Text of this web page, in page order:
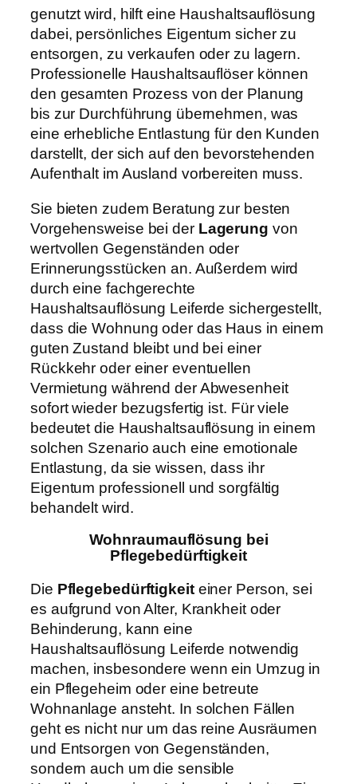
genutzt wird, hilft eine Haushaltsauflösung
dabei, persönliches Eigentum sicher zu
entsorgen, zu verkaufen oder zu lagern.
Professionelle Haushaltsauflöser können
den gesamten Prozess von der Planung
bis zur Durchführung übernehmen, was
eine erhebliche Entlastung für den Kunden
darstellt, der sich auf den bevorstehenden
Aufenthalt im Ausland vorbereiten muss.
Sie bieten zudem Beratung zur besten
Vorgehensweise bei der Lagerung von
wertvollen Gegenständen oder
Erinnerungsstücken an. Außerdem wird
durch eine fachgerechte
Haushaltsauflösung Leiferde sichergestellt,
dass die Wohnung oder das Haus in einem
guten Zustand bleibt und bei einer
Rückkehr oder einer eventuellen
Vermietung während der Abwesenheit
sofort wieder bezugsfertig ist. Für viele
bedeutet die Haushaltsauflösung in einem
solchen Szenario auch eine emotionale
Entlastung, da sie wissen, dass ihr
Eigentum professionell und sorgfältig
behandelt wird.
Wohnraumauflösung bei
Pflegebedürftigkeit
Die Pflegebedürftigkeiteiner Person, sei
es aufgrund von Alter, Krankheit oder
Behinderung, kann eine
Haushaltsauflösung Leiferde notwendig
machen, insbesondere wenn ein Umzug in
ein Pflegeheim oder eine betreute
Wohnanlage ansteht. In solchen Fällen
geht es nicht nur um das reine Ausräumen
und Entsorgen von Gegenständen,
sondern auch um die sensible